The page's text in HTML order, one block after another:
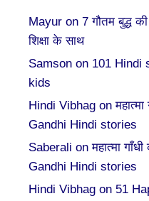
Mayur on 7 गौतम बुद्ध
शिक्षा के साथ
Samson on 101 Hindi
kids
Hindi Vibhag on
Gandhi Hindi stories
Saberali onमहात्मा
Gandhi Hindi stories
Hindi Vibhag on 51